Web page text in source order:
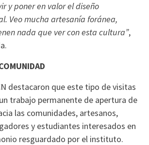
y poner en valor el diseño
Veo mucha artesanía foránea,
nada que ver con esta cultura”,
destacaron que este tipo de visitas
trabajo permanente de apertura de
las comunidades, artesanos,
y estudiantes interesados en
resguardado por el instituto.